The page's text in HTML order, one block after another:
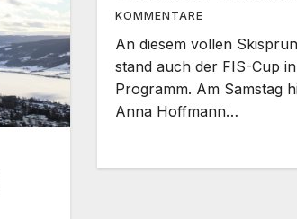
KOMMENTARE
An diesem vollen
stand auch der FIS-Cup
Programm. Am Samstag
Anna Hoffmann…